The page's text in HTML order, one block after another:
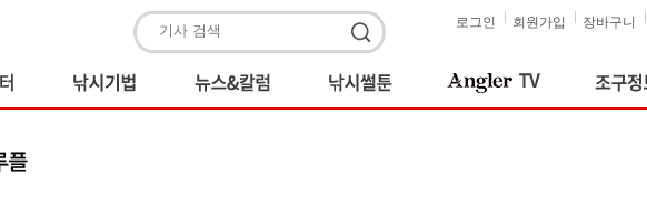
장바구니
회원가입
로그인